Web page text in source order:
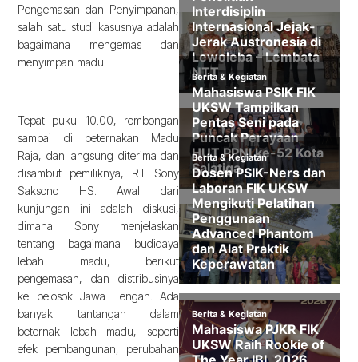
Pengemasan dan Penyimpanan,
salah satu studi kasusnya adalah
bagaimana mengemas dan
menyimpan madu.
Tepat pukul 10.00, rombongan
sampai di peternakan Madu
Raja, dan langsung diterima dan
disambut pemiliknya, RT Sony
Saksono HS. Awal dari
kunjungan ini adalah diskusi,
dimana Sony menjelaskan
tentang bagaimana budidaya
lebah madu, berikut
pengemasan, dan distribusinya
ke pelosok Jawa Tengah. Ada
banyak tantangan dalam
beternak lebah madu, seperti
efek pembangunan, perubahan